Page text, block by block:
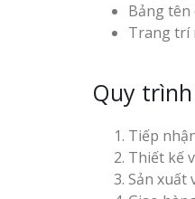
Bảng
Trang trí
Quy
Tiếp
Thiết kế
Sản xuất
Thiết
tại Vinh Nghệ
Làm
phê